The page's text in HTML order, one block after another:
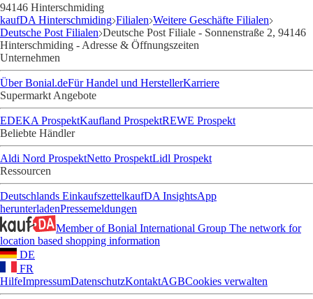
94146 Hinterschmiding
kaufDA Hinterschmiding Filialen Weitere Geschäfte Filialen
Deutsche Post Filialen Deutsche Post Filiale - Sonnenstraße 2, 94146
Hinterschmiding - Adresse & Öffnungszeiten
Unternehmen
Über Bonial.deFür Handel und HerstellerKarriere
Supermarkt Angebote
EDEKA ProspektKaufland ProspektREWE Prospekt
Beliebte Händler
Aldi Nord ProspektNetto ProspektLidl Prospekt
Ressourcen
Deutschlands EinkaufszettelkaufDA InsightsApp
herunterladenPressemeldungen
Member of Bonial International Group The network for
location based shopping information
DE
FR
HilfeImpressumDatenschutzKontaktAGBCookies verwalten